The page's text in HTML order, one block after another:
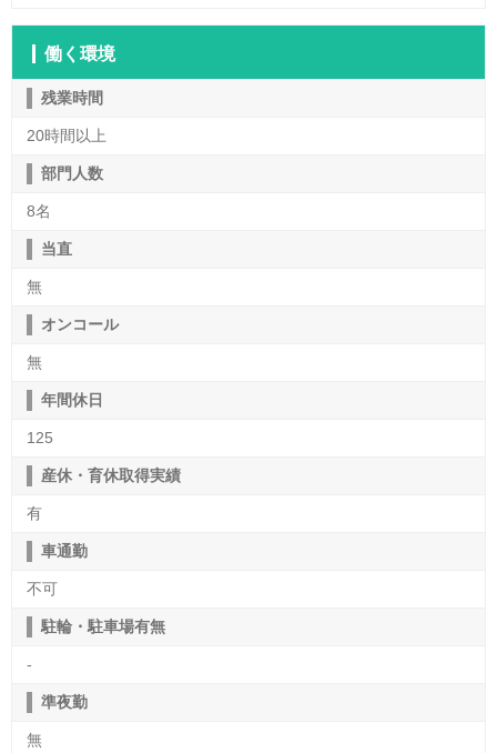
働く環境
残業時間
20時間以上
部門人数
8名
当直
無
オンコール
無
年間休日
125
産休・育休取得実績
有
車通勤
不可
駐輪・駐車場有無
-
準夜勤
無